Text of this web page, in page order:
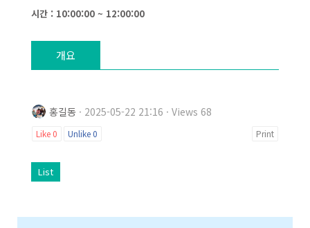
시간 : 10:00:00 ~ 12:00:00
개요
홍길동 · 2025-05-22 21:16 · Views 68
Like 0 Unlike0 Print
List